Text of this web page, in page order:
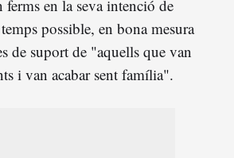
ferms en la seva intenció de
possible, en bona mesura
de suport de "aquells que van
i van acabar sent família".